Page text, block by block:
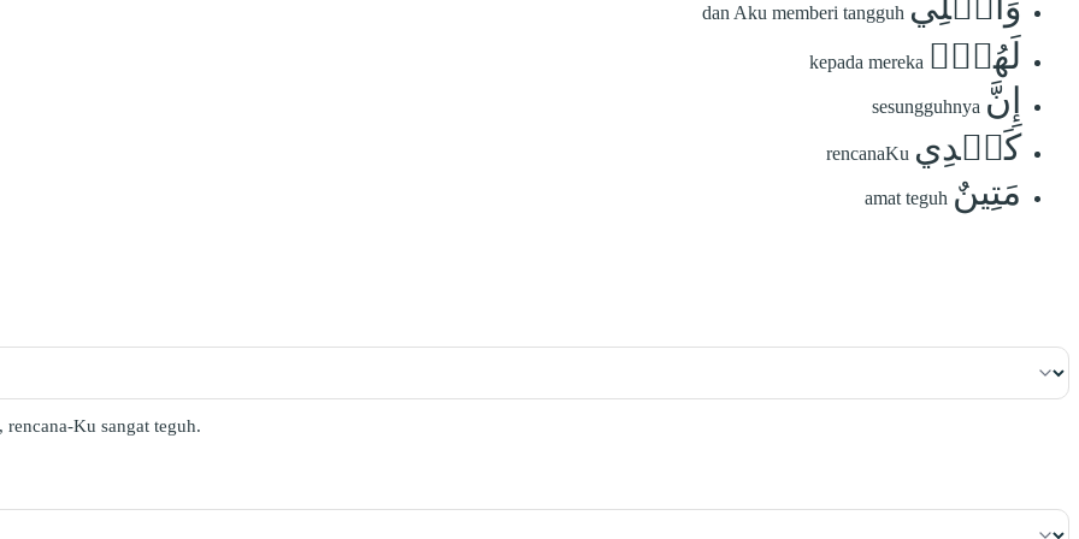
dan Aku memberi tangguh
لَهُمۡۚ kepada mereka
إِنَّ sesungguhnya
كَيۡدِي rencanaKu
مَتِينٌ amat teguh
Ku sangat teguh.